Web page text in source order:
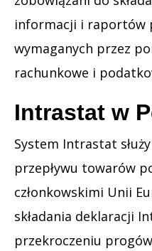
informacji i raportów
wymaganych przez
rachunkowe i
Intrastat w
System Intrastat
przepływu towarów
członkowskimi Unii
składania deklaracji
przekroczeniu